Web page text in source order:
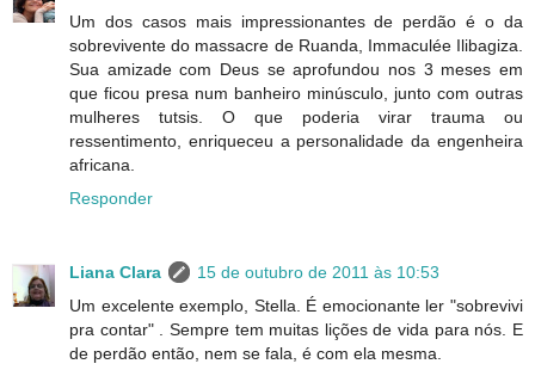
Um dos casos mais impressionantes de perdão é o da
sobrevivente do massacre de Ruanda, Immaculée Ilibagiza.
Sua amizade com Deus se aprofundou nos 3 meses em
que ficou presa num banheiro minúsculo, junto com outras
mulheres tutsis. O que poderia virar trauma ou
ressentimento, enriqueceu a personalidade da engenheira
africana.
Responder
Liana Clara
15 de outubro de 2011 às 10:53
Um excelente exemplo, Stella. É emocionante ler "sobrevivi
pra contar" . Sempre tem muitas lições de vida para nós. E
de perdão então, nem se fala, é com ela mesma.